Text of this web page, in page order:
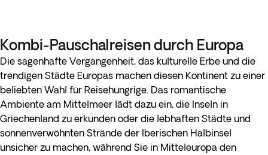
Kombi-Pauschalreisen durch Europa
Die sagenhafte Vergangenheit, das kulturelle Erbe und die
trendigen Städte Europas machen diesen Kontinent zu einer
beliebten Wahl für Reisehungrige. Das romantische
Ambiente am Mittelmeer lädt dazu ein, die Inseln in
Griechenland zu erkunden oder die lebhaften Städte und
sonnenverwöhnten Strände der Iberischen Halbinsel
unsicher zu machen, während Sie in Mitteleuropa den